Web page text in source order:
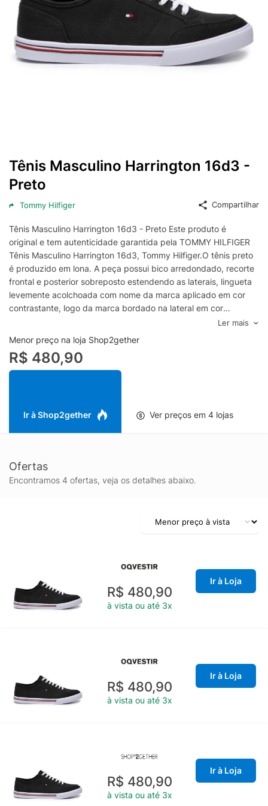
Tênis Masculino Harrington 16d3 -
Preto
Tommy Hilfiger Compartilhar
Tênis Masculino Harrington 16d3 - Preto Este produto é
original e tem autenticidade garantida pela TOMMY HILFIGER
Tênis Masculino Harrington 16d3, Tommy Hilfiger.O tênis preto
é produzido em lona. A peça possui bico arredondado, recorte
frontal e posterior sobreposto estendendo as laterais, lingueta
levemente acolchoada com nome da marca aplicado em cor
contrastante, logo da marca bordado na lateral em cor
contrastante, palmilha macia, entressola com superfície
levemente texturizada e detalhe de listras, solado
emborrachado e fechamento superior por amarração em
cadarço.Especificações & Cuidados:Material:
LonaCor: PretoMarca: Tommy Hilfiger
Ler mais
Menor preço na loja Shop2gether
R$ 480,90
Ir à Shop2gether Ver preços em 4 lojas
Ofertas
Encontramos 4 ofertas, veja os detalhes abaixo.
R$ 480,90
à vista ou até 3x
Ir à Loja
R$ 480,90
à vista ou até 3x
Ir à Loja
R$ 480,90
à vista ou até 3x
Ir à Loja